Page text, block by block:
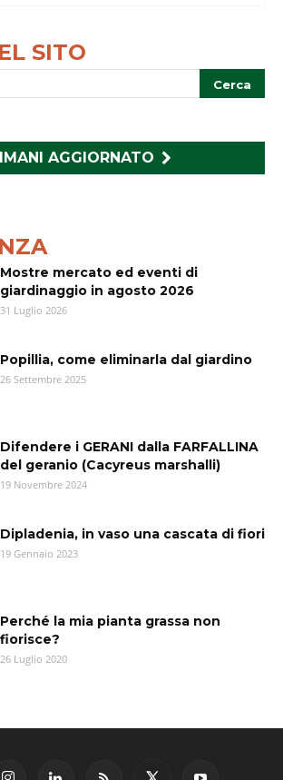
SITO
AGGIORNATO
Mostre mercato ed eventi di
giardinaggio in agosto 2026
31 Luglio 2026
Popillia, come eliminarla dal giardino
26 Settembre 2025
Difendere i GERANI dalla FARFALLINA
del geranio (Cacyreus marshalli)
19 Novembre 2024
Dipladenia, in vaso una cascata di fiori
19 Gennaio 2023
Perché la mia pianta grassa non
fiorisce?
26 Luglio 2020